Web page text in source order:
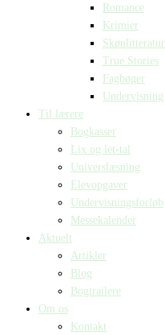
Romance
Krimier
Skønlitteratur
True Stories
Fagbøger
Undervisning
Til lærere
Bogkasser
Lix og let-tal
Universlæsning
Elevopgaver
Undervisningsforløb
Messekalender
Aktuelt
Artikler
Blog
Bogtrailere
Om os
Kontakt